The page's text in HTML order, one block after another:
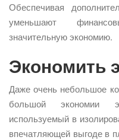
Обеспечивая
уменьшают
значительную экономию.
Экономить
Даже очень небольшое
большой экономии
используемый в
впечатляющей выгоде в